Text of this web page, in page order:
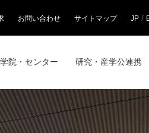
お問い合わせ サイトマップ JP /
院・センター 研究・産学公連携